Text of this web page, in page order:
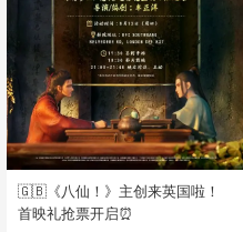
🇬🇧《八仙！》主创来英国啦！
首映礼抢票开启⏰